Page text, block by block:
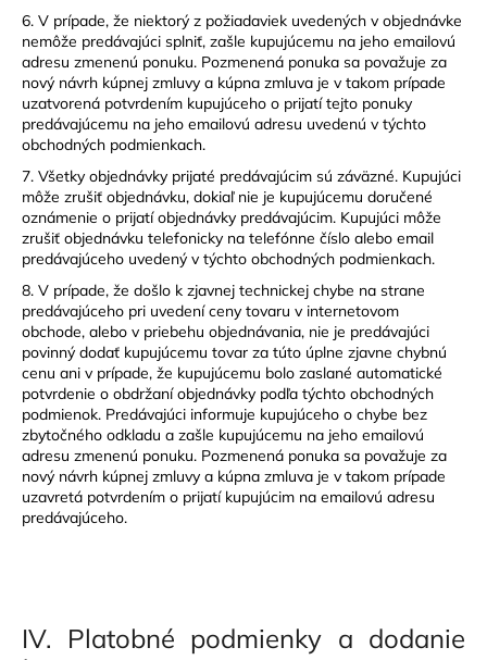
6. V prípade, že niektorý z požiadaviek uvedených v objednávke
nemôže predávajúci splniť, zašle kupujúcemu na jeho emailovú
adresu zmenenú ponuku. Pozmenená ponuka sa považuje za
nový návrh kúpnej zmluvy a kúpna zmluva je v takom prípade
uzatvorená potvrdením kupujúceho o prijatí tejto ponuky
predávajúcemu na jeho emailovú adresu uvedenú v týchto
obchodných podmienkach.
7. Všetky objednávky prijaté predávajúcim sú záväzné. Kupujúci
môže zrušiť objednávku, dokiaľ nie je kupujúcemu doručené
oznámenie o prijatí objednávky predávajúcim. Kupujúci môže
zrušiť objednávku telefonicky na telefónne číslo alebo email
predávajúceho uvedený v týchto obchodných podmienkach.
8. V prípade, že došlo k zjavnej technickej chybe na strane
predávajúceho pri uvedení ceny tovaru v internetovom
obchode, alebo v priebehu objednávania, nie je predávajúci
povinný dodať kupujúcemu tovar za túto úplne zjavne chybnú
cenu ani v prípade, že kupujúcemu bolo zaslané automatické
potvrdenie o obdržaní objednávky podľa týchto obchodných
podmienok. Predávajúci informuje kupujúceho o chybe bez
zbytočného odkladu a zašle kupujúcemu na jeho emailovú
adresu zmenenú ponuku. Pozmenená ponuka sa považuje za
nový návrh kúpnej zmluvy a kúpna zmluva je v takom prípade
uzavretá potvrdením o prijatí kupujúcim na emailovú adresu
predávajúceho.
IV. Platobné podmienky a dodanie